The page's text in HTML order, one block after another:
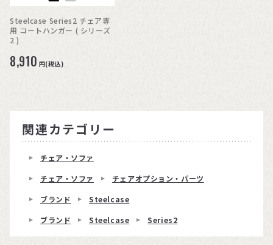
Steelcase Series2 チェア専
用 コートハンガー ( シリーズ
2 )
8,910 円(税込)
関連カテゴリー
チェア・ソファ
チェア・ソファ
チェアオプション・パーツ
ブランド
Steelcase
ブランド
Steelcase Series2